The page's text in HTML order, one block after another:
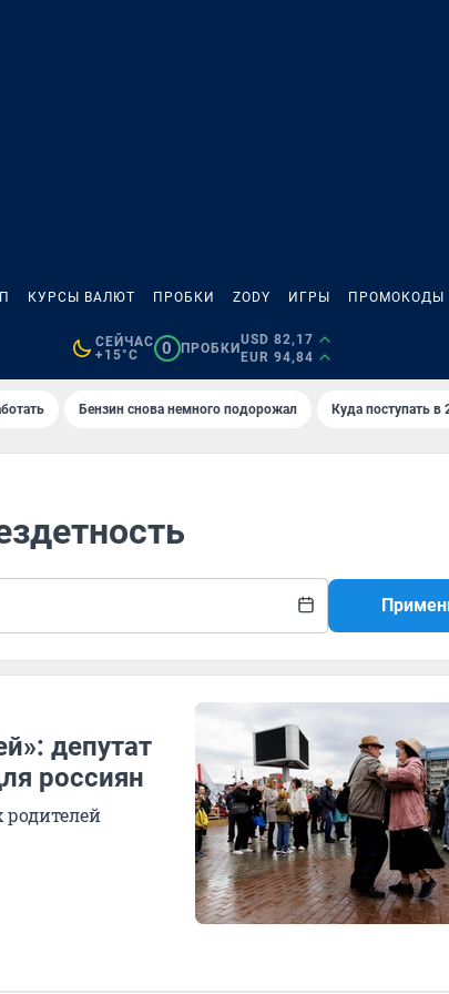
КУРСЫ ВАЛЮТ ПРОБКИ ZODY ИГРЫ ПРОМОКОДЫ
СЕЙЧАС
+15°C
0 ПРОБКИ
USD 82,17
EUR 94,84
Бензин снова немного подорожал Куда поступать в
депутат
россиян